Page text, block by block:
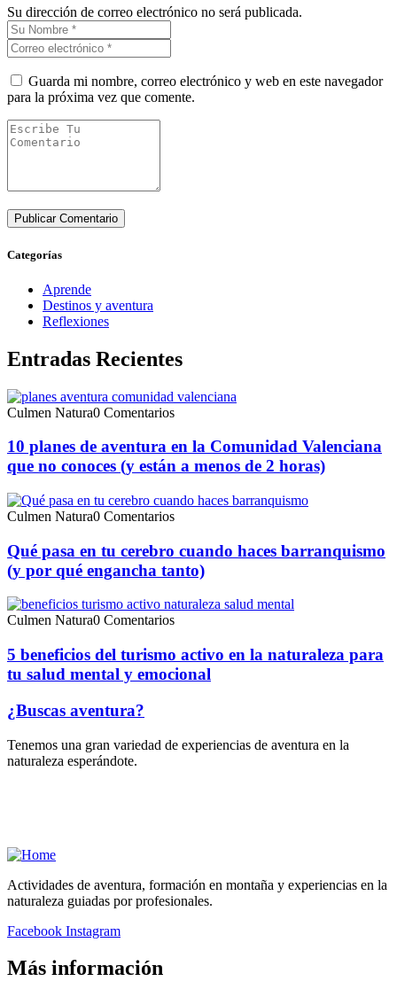
Su dirección de correo electrónico no será publicada.
Guarda mi nombre, correo electrónico y web en este navegador
para la próxima vez que comente.
Categorías
Aprende
Destinos y aventura
Reflexiones
Entradas Recientes
Culmen Natura0 Comentarios
10 planes de aventura en la Comunidad Valenciana
que no conoces (y están a menos de 2 horas)
Culmen Natura0 Comentarios
Qué pasa en tu cerebro cuando haces barranquismo
(y por qué engancha tanto)
Culmen Natura0 Comentarios
5 beneficios del turismo activo en la naturaleza para
tu salud mental y emocional
¿Buscas aventura?
Tenemos una gran variedad de experiencias de aventura en la
naturaleza esperándote.
Actividades de aventura, formación en montaña y experiencias en la
naturaleza guiadas por profesionales.
Facebook Instagram
Más información